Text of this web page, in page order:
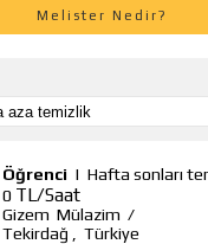
Melister Nedir?
Öğrenci | Hafta sonları
0 TL/Saat
Gizem Mülazim /
Tekirdağ
Türkiye